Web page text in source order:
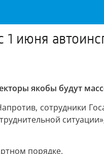
июня
якобы будут
сотрудники
порядке.